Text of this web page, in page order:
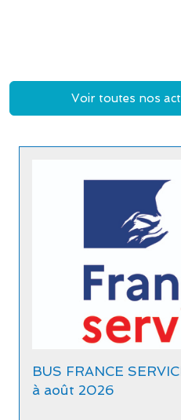
Voir toutes nos
BUS FRANCE
à août 2026